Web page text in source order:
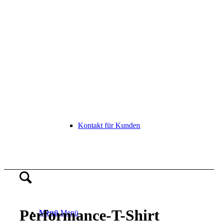
Kontakt für Kunden
Menü Menü
Performance-T-Shirt